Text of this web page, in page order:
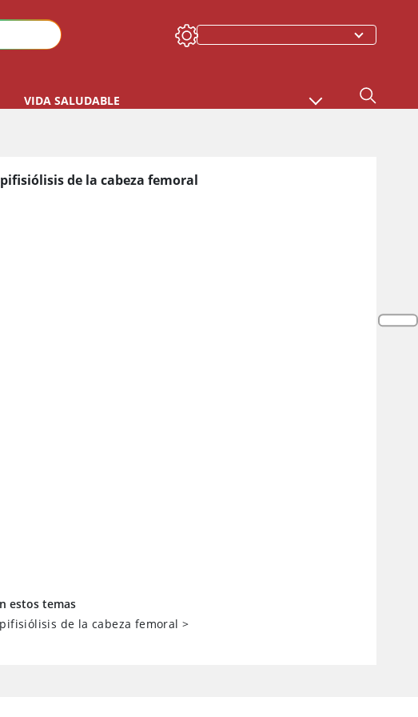
VIDA SALUDABLE
de la cabeza femoral
estos temas
de la cabeza femoral >